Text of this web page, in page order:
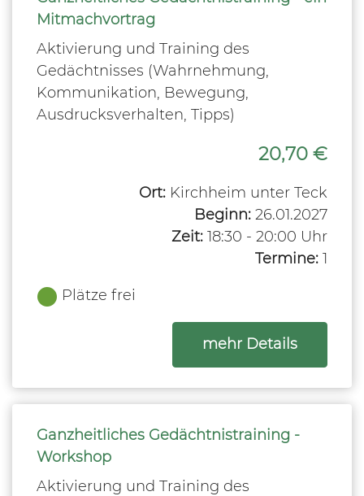
Mitmachvortrag
Aktivierung und Training des
Gedächtnisses (Wahrnehmung,
Kommunikation, Bewegung,
Ausdrucksverhalten, Tipps)
20,70 €
Ort: Kirchheim unter Teck
Beginn: 26.01.2027
Zeit: 18:30 - 20:00 Uhr
Termine: 1
Plätze frei
mehr Detailszum
Ganzheitliches Gedächtnistraining -
Workshop
Aktivierung und Training des